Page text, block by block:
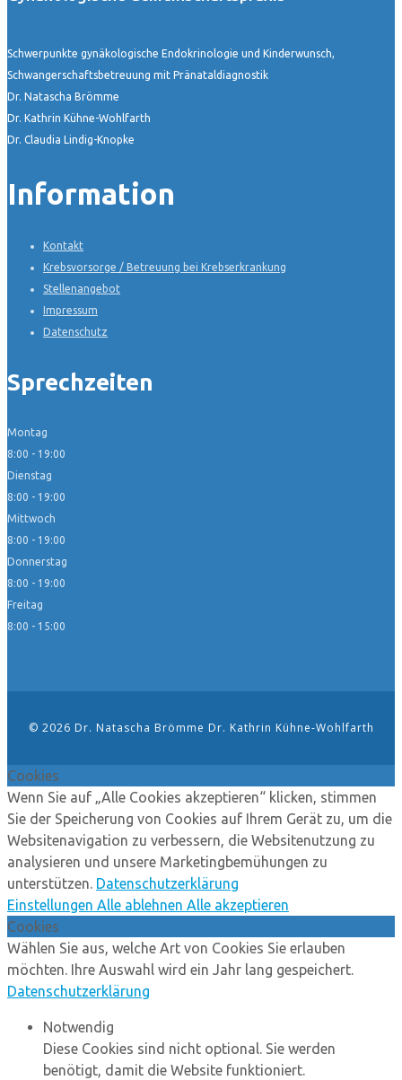
Schwerpunkte gynäkologische Endokrinologie und Kinderwunsch,
Schwangerschaftsbetreuung mit Pränataldiagnostik
Dr. Natascha Brömme
Dr. Kathrin Kühne-Wohlfarth
Dr. Claudia Lindig-Knopke
Information
Kontakt
Krebsvorsorge / Betreuung bei Krebserkrankung
Stellenangebot
Impressum
Datenschutz
Sprechzeiten
Montag
8:00 - 19:00
Dienstag
8:00 - 19:00
Mittwoch
8:00 - 19:00
Donnerstag
8:00 - 19:00
Freitag
8:00 - 15:00
© 2026 Dr. Natascha Brömme Dr. Kathrin Kühne-Wohlfarth
Cookies
Wenn Sie auf „Alle Cookies akzeptieren“ klicken, stimmen
Sie der Speicherung von Cookies auf Ihrem Gerät zu, um die
Websitenavigation zu verbessern, die Websitenutzung zu
analysieren und unsere Marketingbemühungen zu
unterstützen. Datenschutzerklärung
Einstellungen Alle ablehnen Alle akzeptieren
Cookies
Wählen Sie aus, welche Art von Cookies Sie erlauben
möchten. Ihre Auswahl wird ein Jahr lang gespeichert.
Datenschutzerklärung
Notwendig
Diese Cookies sind nicht optional. Sie werden
benötigt, damit die Website funktioniert.